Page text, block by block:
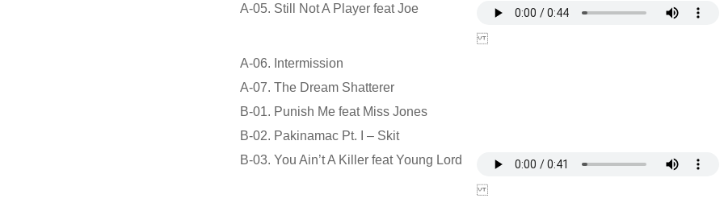
A-05. Still Not A Player feat Joe
A-06. Intermission
A-07. The Dream Shatterer
B-01. Punish Me feat Miss Jones
B-02. Pakinamac Pt. I – Skit
B-03. You Ain’t A Killer feat Young Lord